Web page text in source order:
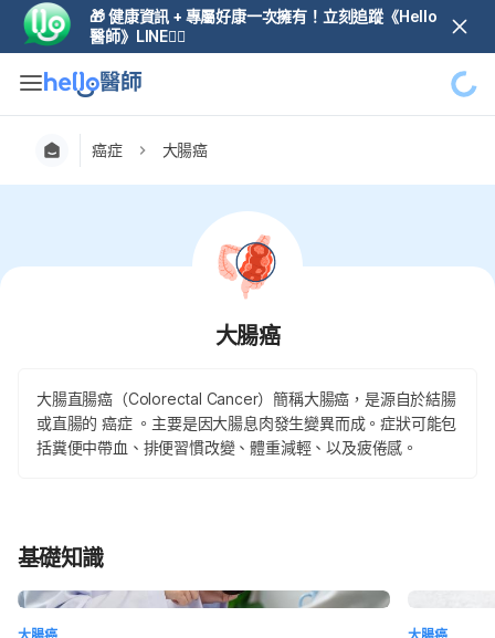
🎁 健康資訊 + 專屬好康一次擁有！立刻追蹤《Hello
醫師》LINE👆🏼
癌症 大腸癌
大腸癌
大腸直腸癌（Colorectal Cancer）簡稱大腸癌，是源自於結腸
或直腸的 癌症 。主要是因大腸息肉發生變異而成。症狀可能包
括糞便中帶血、排便習慣改變、體重減輕、以及疲倦感。
基礎知識